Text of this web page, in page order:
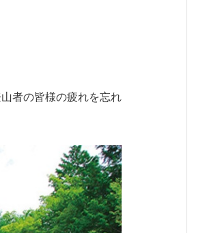
者の皆様の疲れを忘れ